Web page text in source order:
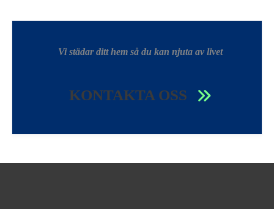
Vi städar ditt hem så du kan njuta av livet
KONTAKTA OSS